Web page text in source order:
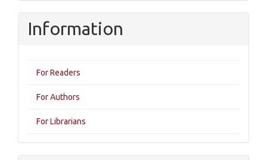
Information
For Readers
For Authors
For Librarians